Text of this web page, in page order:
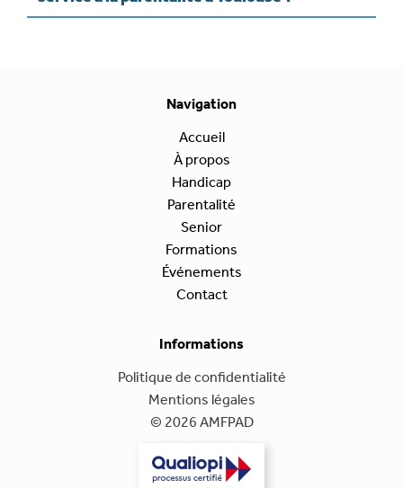
Navigation
Accueil
À propos
Handicap
Parentalité
Senior
Formations
Événements
Contact
Informations
Politique de confidentialité
Mentions légales
© 2026 AMFPAD